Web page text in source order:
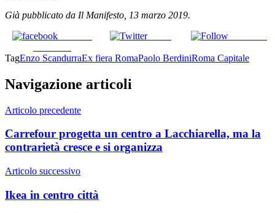
Già pubblicato da Il Manifesto, 13 marzo 2019.
Tweet
TagEnzo ScandurraEx fiera RomaPaolo BerdiniRoma Capitale
Navigazione articoli
Articolo precedente
Carrefour progetta un centro a Lacchiarella, ma la
contrarietà cresce e si organizza
Articolo successivo
Ikea in centro città